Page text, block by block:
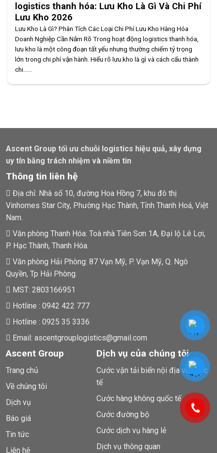
logistics thanh hóa: Lưu Kho Là Gì Và Chi Phí
Lưu Kho 2026
Lưu Kho Là Gì? Phân Tích Các Loại Chi Phí Lưu Kho Hàng Hóa
Doanh Nghiệp Cần Nắm Rõ Trong hoạt động logistics thanh hóa,
lưu kho là một công đoạn tất yếu nhưng thường chiếm tỷ trọng
lớn trong chi phí vận hành. Hiểu rõ lưu kho là gì và cách cấu thành
chi......
Ascent Group tối ưu chuỗi logistics hiệu quả, xây dựng
uy tín bằng trách nhiệm và niềm tin
Thông tin liên hệ
Địa chỉ: Nhà số 10, đường Hoa Hồng 7, khu đô thị
Vinhomes Star City, Phường Hạc Thành, Tỉnh Thanh Hoá, Việt
Nam.
Văn phòng Thanh Hóa: Toà nhà Tiên Sơn 1A, Đại lộ Lê Lợi,
P. Hạc Thành, Thanh Hóa.
Văn phòng Hải Phòng: 87 Vạn Mỹ, P. Vạn Mỹ, Q. Ngô
Quyền, Tp Hải Phòng.
MST: 2803166951
Hotline : 0942 422 777
Hotline : 0925 35 3336
Email: ascentgrouplogistics@gmail.com
Ascent Group
Trang chủ
Về chúng tôi
Dịch vụ
Báo giá
Tin tức
Liên hệ
Dịch vụ của chúng tôi
Cước vận tải biển nội địa và quốc
tế
Cước hàng không quốc tế
Cước đường bộ
Cước dịch vụ hàng lẻ
Dịch vụ thông quan